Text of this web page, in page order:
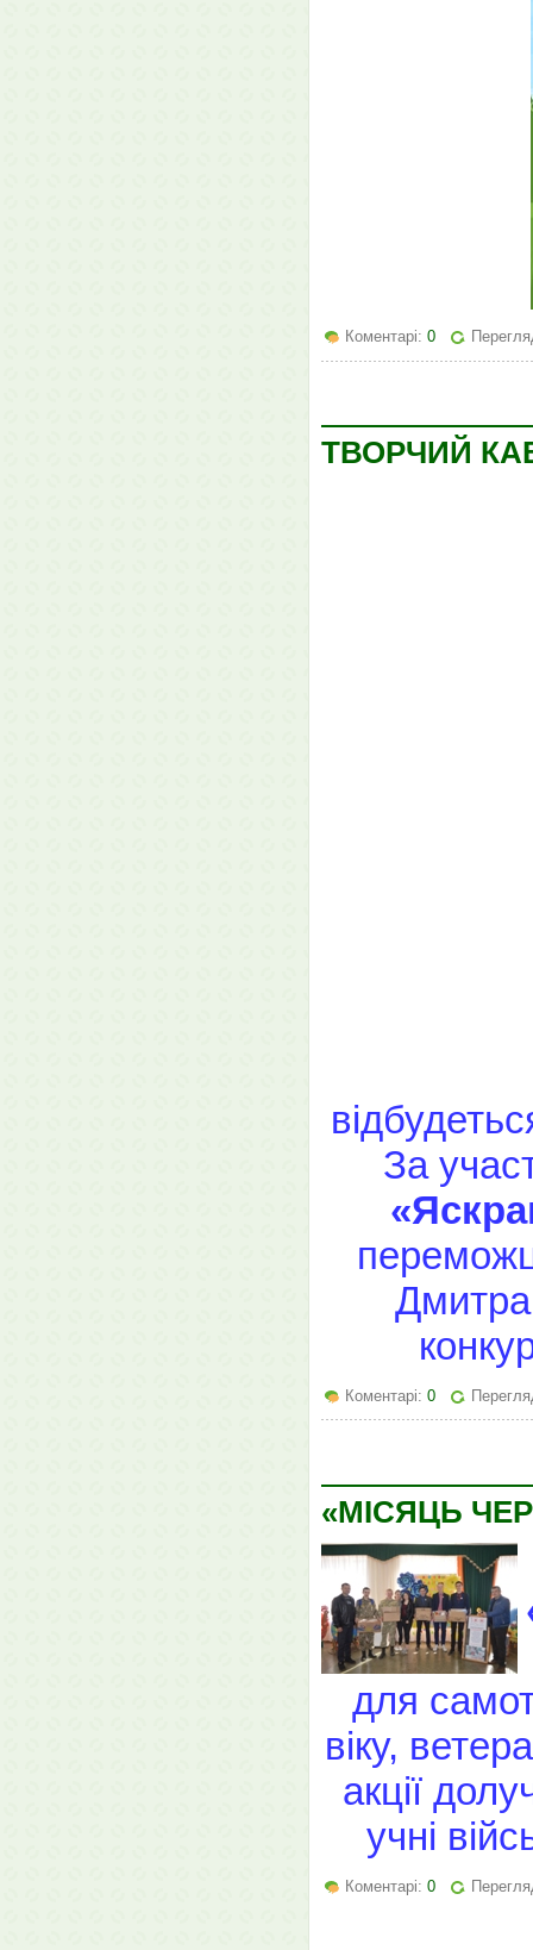
Коментарі: 0
ТВОРЧИЙ
За
Дмитра
Коментарі: 0
«МІСЯЦЬ
для
віку,
акції
учні
Коментарі: 0